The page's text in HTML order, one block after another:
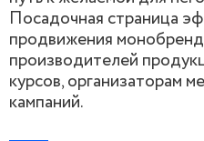
Посадочная страница
продвижения
производителей
курсов, организаторам
кампаний.